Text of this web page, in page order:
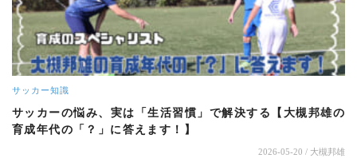
サッカー知識
サッカーの悩み、実は「生活習慣」で解決する【大槻邦雄の
育成年代の「？」に答えます！】
2026-05-20 / 大槻邦雄